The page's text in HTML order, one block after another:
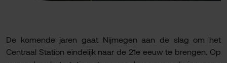
De komende jaren gaat Nijmegen aan de slag om het
Centraal Station eindelijk naar de 21e eeuw te brengen. Op